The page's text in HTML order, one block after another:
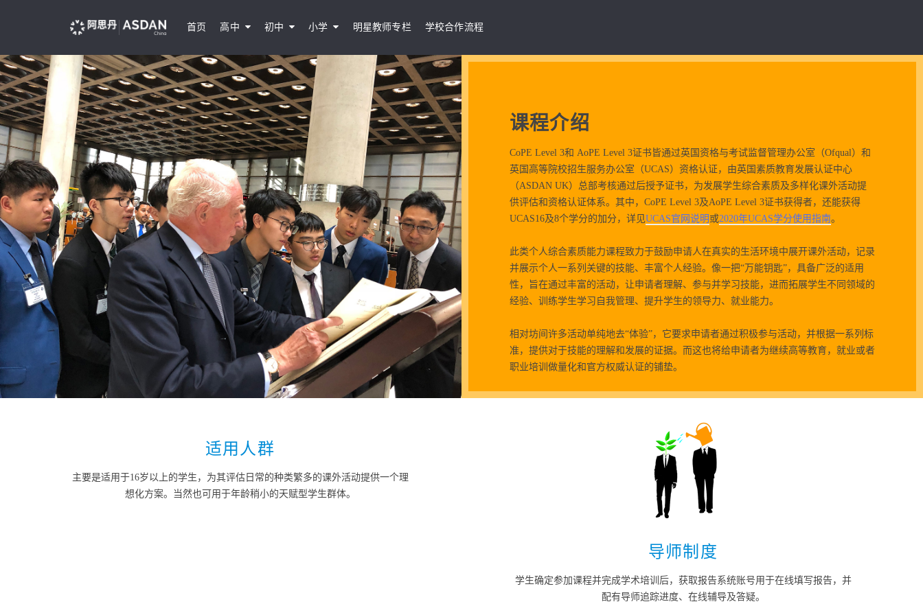
首页 高中 初中 小学 明星教师专栏 学校合作流程
课程介绍
CoPE Level 3和 AoPE Level 3证书皆通过英国资格与考试监督管理办公室（Ofqual）和
英国高等院校招生服务办公室（UCAS）资格认证，由英国素质教育发展认证中心
（ASDAN UK）总部考核通过后授予证书，为发展学生综合素质及多样化课外活动提
供评估和资格认证体系。其中，CoPE Level 3及AoPE Level 3证书获得者，还能获得
UCAS16及8个学分的加分，详见UCAS官网说明 或2020年UCAS学分使用指南。
此类个人综合素质能力课程致力于鼓励申请人在真实的生活环境中展开课外活动，记录
并展示个人一系列关键的技能、丰富个人经验。像一把“万能钥匙”，具备广泛的适用
性，旨在通过丰富的活动，让申请者理解、参与并学习技能，进而拓展学生不同领域的
经验、训练学生学习自我管理、提升学生的领导力、就业能力。
相对坊间许多活动单纯地去“体验”，它要求申请者通过积极参与活动，并根据一系列标
准，提供对于技能的理解和发展的证据。而这也将给申请者为继续高等教育，就业或者
职业培训做量化和官方权威认证的铺垫。
适用人群
主要是适用于16岁以上的学生，为其评估日常的种类繁多的课外活动提供一个理
想化方案。当然也可用于年龄稍小的天赋型学生群体。
导师制度
学生确定参加课程并完成学术培训后，获取报告系统账号用于在线填写报告，并
配有导师追踪进度、在线辅导及答疑。